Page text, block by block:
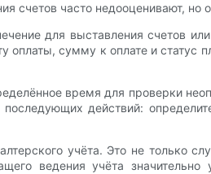
счетов часто недооценивают,
для выставления счетов
сумму к оплате и статус
время для проверки
действий:
учёта. Это не только
ведения учёта